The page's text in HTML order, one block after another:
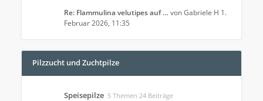
Re: Flammulina velutipes auf … vonGabriele H 1.
Februar 2026, 11:35
Pilzzucht und Zuchtpilze
Speisepilze 5 Themen 24 Beiträge